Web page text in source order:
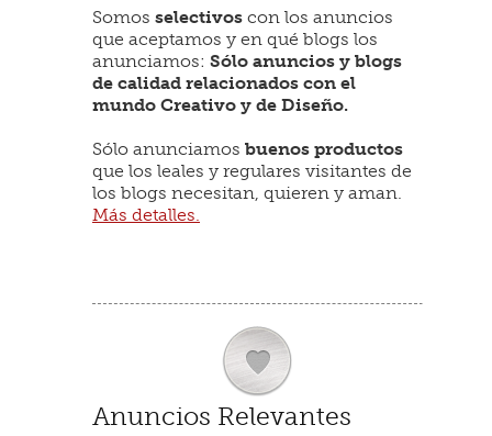
Somos selectivos con los anuncios
que aceptamos y en qué blogs los
anunciamos: Sólo anuncios y blogs
de calidad relacionados con el
mundo Creativo y de Diseño.
Sólo anunciamos buenos productos
que los leales y regulares visitantes de
los blogs necesitan, quieren y aman.
Más detalles.
Anuncios Relevantes